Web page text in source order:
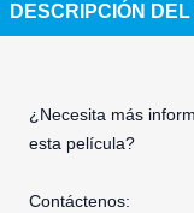
DESCRIPCIÓN
¿Necesita más
esta película?
Contáctenos: